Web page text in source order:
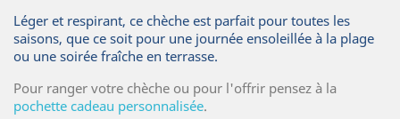
Léger et respirant, ce chèche est parfait pour toutes les
saisons, que ce soit pour une journée ensoleillée à la plage
ou une soirée fraîche en terrasse.
Pour ranger votre chèche ou pour l'offrir pensez à la
pochette cadeau personnalisée.